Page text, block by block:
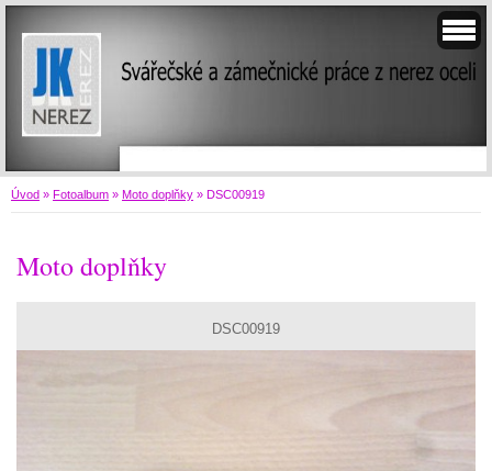
Úvod » Fotoalbum » Moto doplňky » DSC00919
Moto doplňky
DSC00919